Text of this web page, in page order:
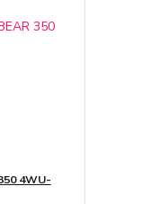
4WU-